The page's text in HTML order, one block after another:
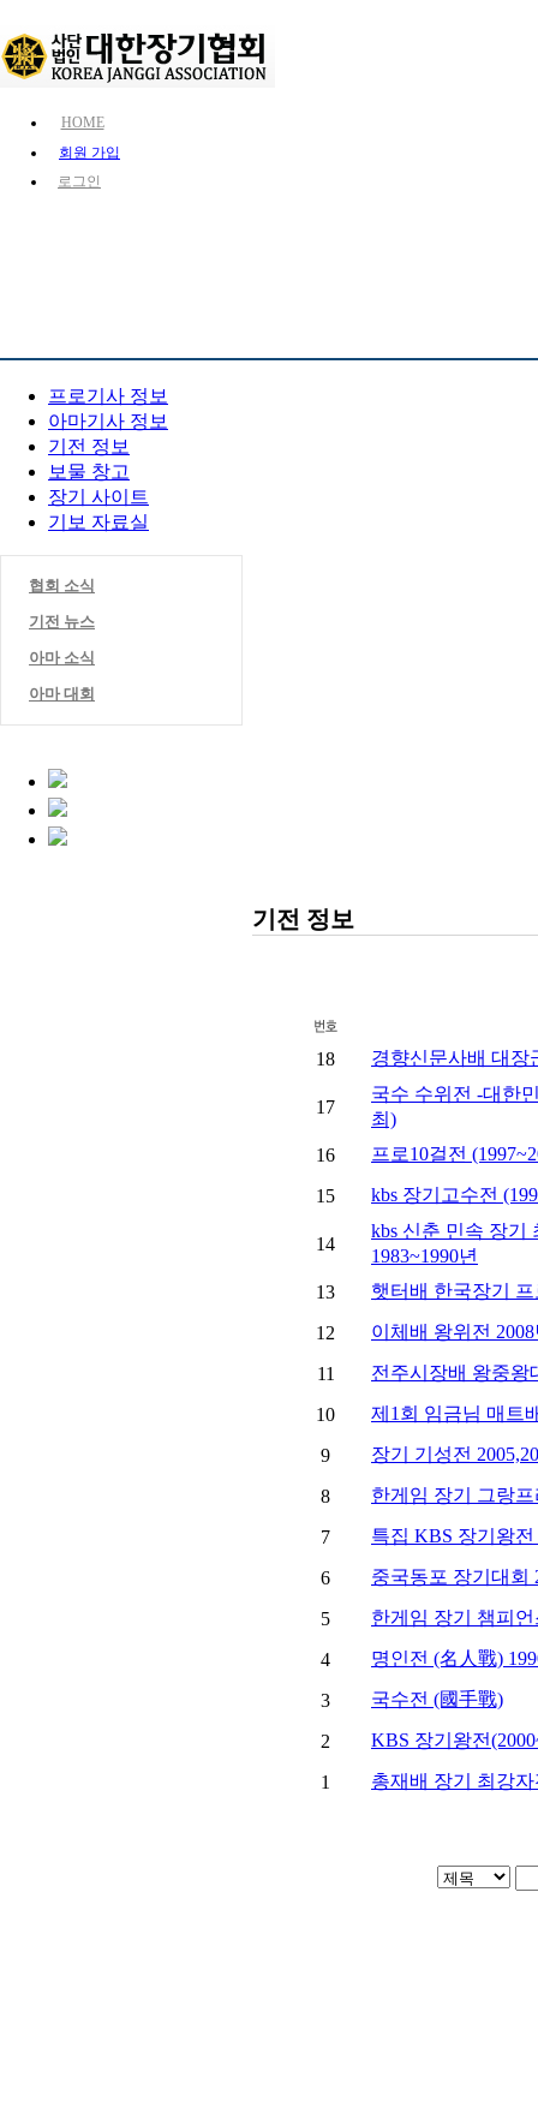
HOME
회원 가입
로그인
프로기사 정보
아마기사 정보
기전 정보
보물 창고
장기 사이트
기보 자료실
협회 소식
기전 뉴스
아마 소식
아마 대회
기전 정보
18 경향신문사배 대장
17
국수 수위전 -대한
최)
16
프로10걸전
15 kbs 장기고수전
14
kbs 신춘 민속 장기
1983~1990년
13
햇터배 한국장기
12 이체배 왕위전
11 전주시장배 왕중왕
10 제1회 임금님 매트
9 장기 기성전
8 한게임 장기 그랑프
7 특집 KBS 장기왕전
6 중국동포 장기대회
5 한게임 장기 챔피
4 명인전 (名人戰)
3 국수전 (國手戰)
2 KBS 장기왕전
1 총재배 장기 최강